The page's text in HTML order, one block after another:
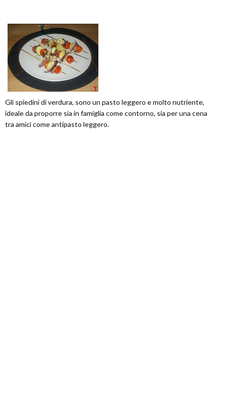
Gli spiedini di verdura, sono un pasto leggero e molto nutriente,
ideale da proporre sia in famiglia come contorno, sia per una cena
tra amici come antipasto leggero.